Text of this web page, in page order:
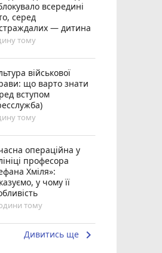
всередині
серед
— дитина
тому
військової
що варто знати
вступом
тому
операційна у
професора
Хміля»:
у чому її
тому
Дивитись ще keyboard_arrow_right